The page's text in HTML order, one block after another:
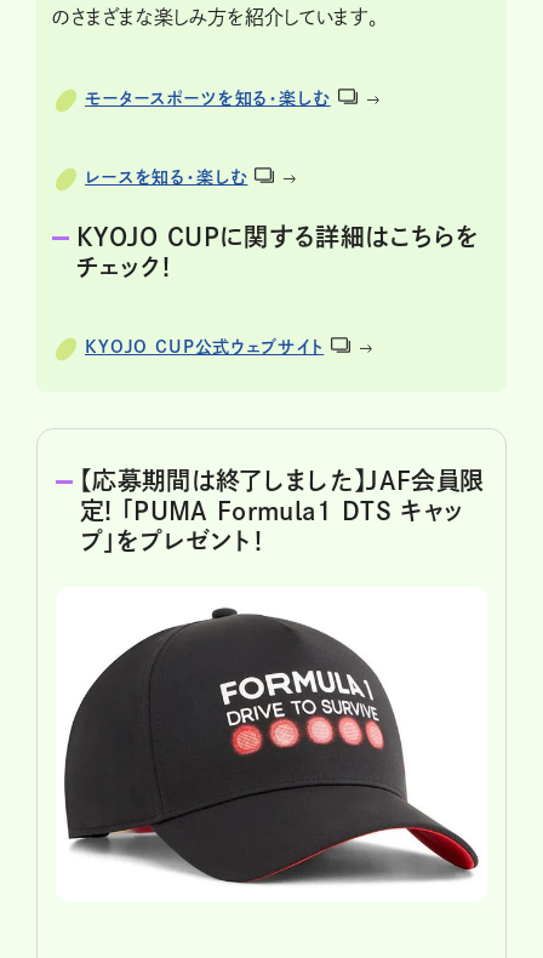
のさまざまな楽しみ方を紹介しています。
モータースポーツを知る・楽しむ
レースを知る・楽しむ
KYOJO CUPに関する詳細はこちらを
チェック！
KYOJO CUP公式ウェブサイト
【応募期間は終了しました】JAF会員限
定! 「PUMA Formula1 DTS キャッ
プ」をプレゼント！